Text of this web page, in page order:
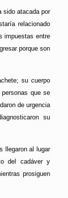
sido atacada por
relacionado
impuestas entre
porque son
su cuerpo
que se
de urgencia
su
llegaron al lugar
del cadáver y
prosiguen